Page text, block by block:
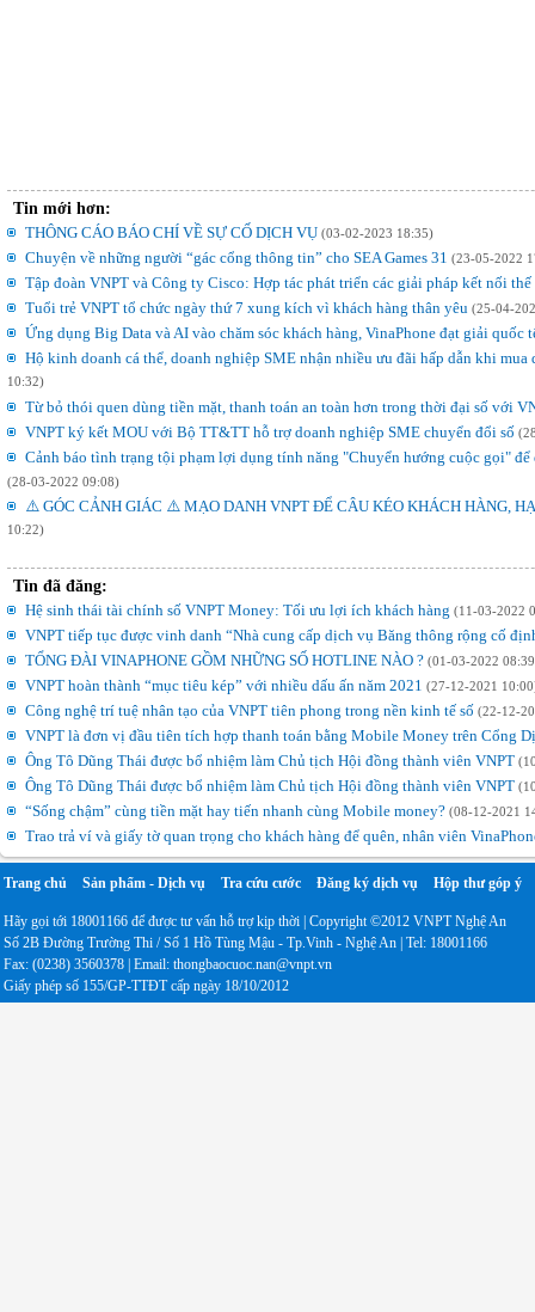
Tin mới hơn:
THÔNG CÁO BÁO CHÍ VỀ SỰ CỐ DỊCH VỤ (03-02-2023 18:35)
Chuyện về những người “gác cổng thông tin” cho SEA Games 31 (23-05-2022
Tập đoàn VNPT và Công ty Cisco: Hợp tác phát triển các giải pháp kết nối
Tuổi trẻ VNPT tổ chức ngày thứ 7 xung kích vì khách hàng thân yêu (25-04-
Ứng dụng Big Data và AI vào chăm sóc khách hàng, VinaPhone đạt giải quốc
Hộ kinh doanh cá thể, doanh nghiệp SME nhận nhiều ưu đãi hấp dẫn khi
10:32)
Từ bỏ thói quen dùng tiền mặt, thanh toán an toàn hơn trong thời đại số với
VNPT ký kết MOU với Bộ TT&TT hỗ trợ doanh nghiệp SME chuyển đổi số
Cảnh báo tình trạng tội phạm lợi dụng tính năng "Chuyển hướng cuộc gọi" để
(28-03-2022 09:08)
⚠️ GÓC CẢNH GIÁC ⚠️ MẠO DANH VNPT ĐỂ CÂU KÉO KHÁCH HÀNG,
10:22)
Tin đã đăng:
Hệ sinh thái tài chính số VNPT Money: Tối ưu lợi ích khách hàng (11-03-2022
VNPT tiếp tục được vinh danh “Nhà cung cấp dịch vụ Băng thông rộng cố
TỔNG ĐÀI VINAPHONE GỒM NHỮNG SỐ HOTLINE NÀO ? (01-03-2022
VNPT hoàn thành “mục tiêu kép” với nhiều dấu ấn năm 2021 (27-12-2021
Công nghệ trí tuệ nhân tạo của VNPT tiên phong trong nền kinh tế số (22-12-
VNPT là đơn vị đầu tiên tích hợp thanh toán bằng Mobile Money trên Cổng
Ông Tô Dũng Thái được bổ nhiệm làm Chủ tịch Hội đồng thành viên VNPT
Ông Tô Dũng Thái được bổ nhiệm làm Chủ tịch Hội đồng thành viên VNPT
“Sống chậm” cùng tiền mặt hay tiến nhanh cùng Mobile money? (08-12-2021
Trao trả ví và giấy tờ quan trọng cho khách hàng để quên, nhân viên
Trang chủ Sản phẩm - Dịch vụ Tra cứu cước Đăng ký dịch vụ Hộp thư góp ý
Hãy gọi tới 18001166 để được tư vấn hỗ trợ kịp thời | Copyright ©2012 VNPT Nghệ An
Số 2B Đường Trường Thi / Số 1 Hồ Tùng Mậu - Tp.Vinh - Nghệ An | Tel: 18001166
Fax: (0238) 3560378 | Email: thongbaocuoc.nan@vnpt.vn
Giấy phép số 155/GP-TTĐT cấp ngày 18/10/2012